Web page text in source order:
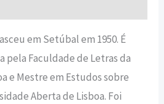
em Setúbal em 1950. É
pela Faculdade de Letras da
e Mestre em Estudos sobre
Aberta de Lisboa. Foi